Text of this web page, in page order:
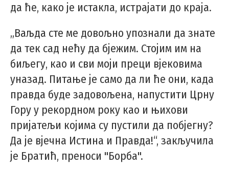
да ће, како је истакла, истрајати до краја.
„Ваљда сте ме довољно упознали да знате
да тек сад нећу да бјежим. Стојим им на
биљегу, као и сви моји преци вјековима
уназад. Питање је само да ли ће они, када
правда буде задовољена, напустити Црну
Гору у рекордном року као и њихови
пријатељи којима су пустили да побјегну?
Да је вјечна Истина и Правда!“, закључила
је Братић, преноси "Борба".